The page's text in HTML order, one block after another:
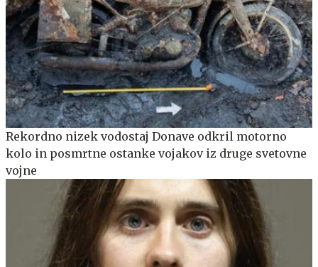
Rekordno nizek vodostaj Donave odkril motorno
kolo in posmrtne ostanke vojakov iz druge svetovne
vojne